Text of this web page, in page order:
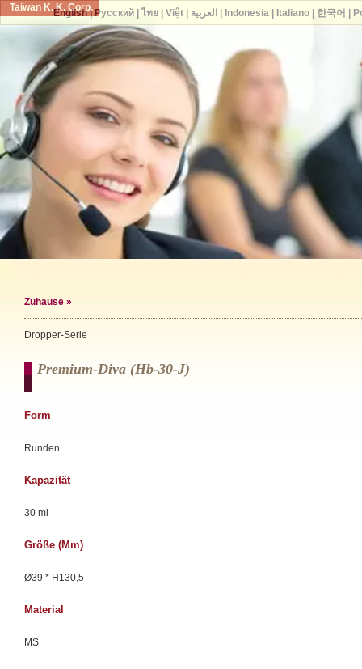
Taiwan K. K. Corp.
Zuhause »
Dropper-Serie
Premium-Diva (hb-30-J)
Form
Runden
Kapazität
30 ml
Größe (mm)
Ø39 * H130,5
Material
MS
English| Русский| ไทย| Việt| العربية Indonesia| Italiano| 한국어